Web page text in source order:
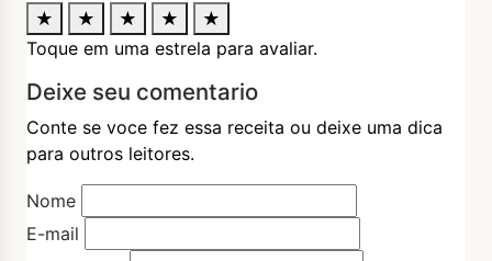
★
★ ★ ★
★
Toque em uma estrela para avaliar.
Deixe seu comentario
Conte se voce fez essa receita ou deixe uma dica
para outros leitores.
Nome
E-mail